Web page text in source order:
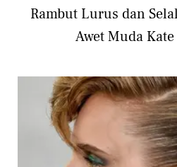
Rambut Lurus dan
Awet Muda